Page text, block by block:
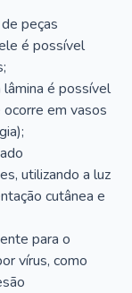
peças
é possível
lâmina é possível
em vasos
utilizando a luz
cutânea e
para o
vírus, como